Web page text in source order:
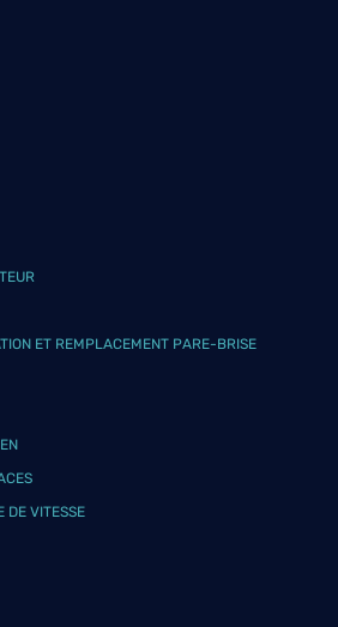
ET REMPLACEMENT PARE-BRISE
DE VITESSE